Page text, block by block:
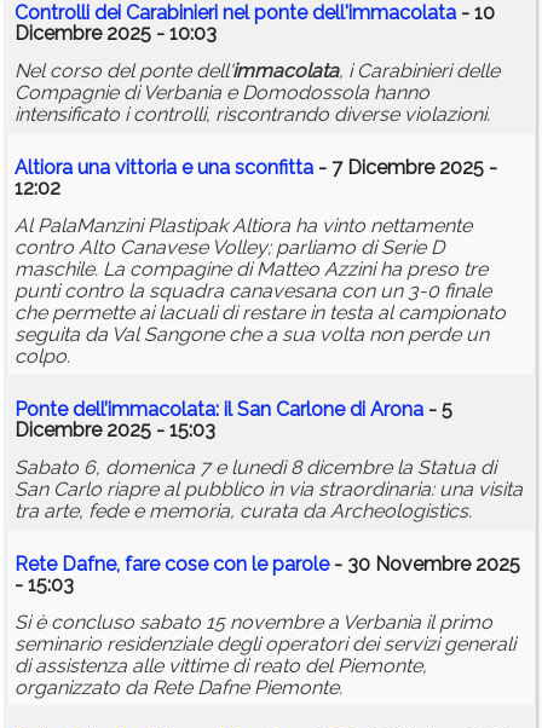
Controlli dei Carabinieri nel ponte dell'immacolata - 10
Dicembre 2025 - 10:03
Nel corso del ponte dell'immacolata, i Carabinieri delle
Compagnie di Verbania e Domodossola hanno
intensificato i controlli, riscontrando diverse violazioni.
Altiora una vittoria e una sconfitta - 7 Dicembre 2025 -
12:02
Al PalaManzini Plastipak Altiora ha vinto nettamente
contro Alto Canavese Volley; parliamo di Serie D
maschile. La compagine di Matteo Azzini ha preso tre
punti contro la squadra canavesana con un 3-0 finale
che permette ai lacuali di restare in testa al campionato
seguita da Val Sangone che a sua volta non perde un
colpo.
Ponte dell’immacolata: il San Carlone di Arona - 5
Dicembre 2025 - 15:03
Sabato 6, domenica 7 e lunedì 8 dicembre la Statua di
San Carlo riapre al pubblico in via straordinaria: una visita
tra arte, fede e memoria, curata da Archeologistics.
Rete Dafne, fare cose con le parole- 30 Novembre 2025
- 15:03
Si è concluso sabato 15 novembre a Verbania il primo
seminario residenziale degli operatori dei servizi generali
di assistenza alle vittime di reato del Piemonte,
organizzato da Rete Dafne Piemonte.